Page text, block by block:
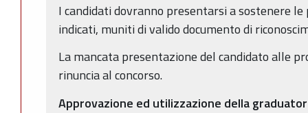
I candidati dovranno presentarsi a sostenere
indicati, muniti di valido documento di
La mancata presentazione del candidato alle
rinuncia al concorso.
Approvazione ed utilizzazione della